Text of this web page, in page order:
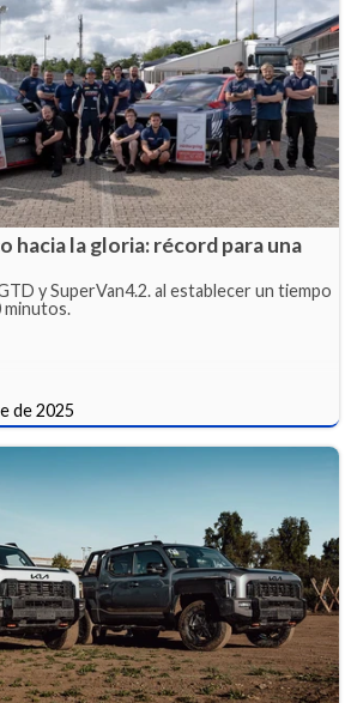
hacia la gloria: récord para una
y SuperVan4.2. al establecer un tiempo
minutos.
de 2025